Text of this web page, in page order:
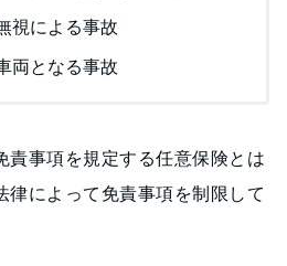
視による事故
両となる事故
責事項を規定する任意保険とは
律によって免責事項を制限して